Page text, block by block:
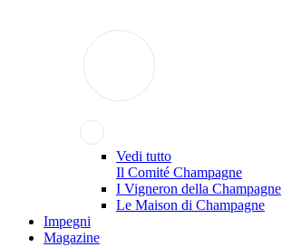
Vedi tutto
Il Comité Champagne
I Vigneron della Champagne
Le Maison di Champagne
Impegni
Magazine